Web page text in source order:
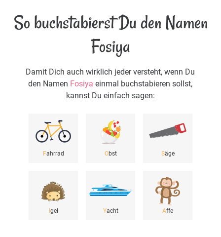
So buchstabierst Du den Namen
Fosiya
Damit Dich auch wirklich jeder versteht, wenn Du
den Namen Fosiya einmal buchstabieren sollst,
kannst Du einfach sagen:
Fahrrad Obst Säge
Igel Yacht Affe